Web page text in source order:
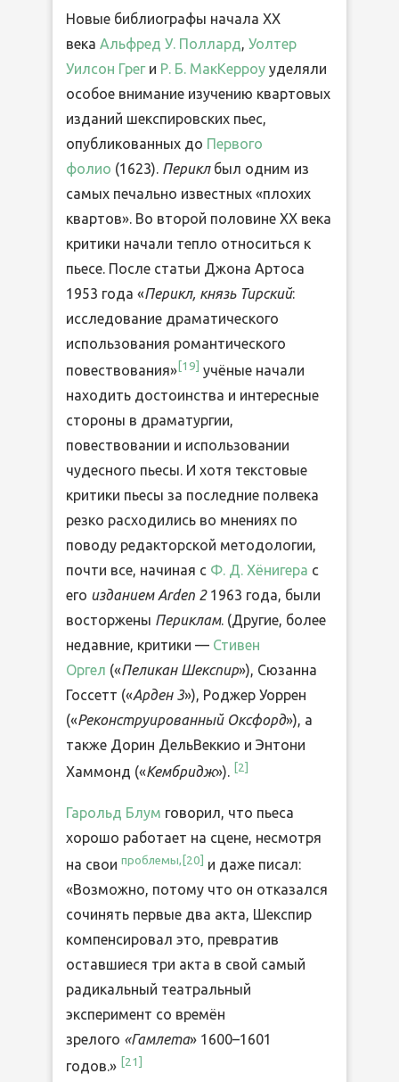
Новые библиографы начала XX
века Альфред У. Поллард, Уолтер
Уилсон Греги Р. Б. МакКерроу уделяли
особое внимание изучению квартовых
изданий шекспировских пьес,
опубликованных до Первого
фолио (1623). Периклбыл одним из
самых печально известных «плохих
квартов». Во второй половине XX века
критики начали тепло относиться к
пьесе. После статьи Джона Артоса
1953 года «Перикл, князь Тирский:
исследование драматического
использования романтического
повествования» 19 учёные начали
находить достоинства и интересные
стороны в драматургии,
повествовании и использовании
чудесного пьесы. И хотя текстовые
критики пьесы за последние полвека
резко расходились во мнениях по
поводу редакторской методологии,
почти все, начиная с Ф. Д. Хёнигера с
его изданием Arden 21963 года, были
восторжены Периклам. (Другие, более
недавние, критики — Стивен
Оргел («Пеликан Шекспир»), Сюзанна
Госсетт («Арден 3»), Роджер Уоррен
(«Реконструированный Оксфорд»), а
также Дорин ДельВеккио и Энтони
Хаммонд («Кембридж»). 2
Гарольд Блум говорил, что пьеса
хорошо работает на сцене, несмотря
на свои проблемы,[20] и даже писал:
«Возможно, потому что он отказался
сочинять первые два акта, Шекспир
компенсировал это, превратив
оставшиеся три акта в свой самый
радикальный театральный
эксперимент со времён
зрелого «Гамлета» 1600–1601
годов.»
21